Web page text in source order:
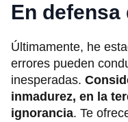
En
Últimamente, he
errores pueden
inesperadas.
inmadurez, en la
ignorancia. Te